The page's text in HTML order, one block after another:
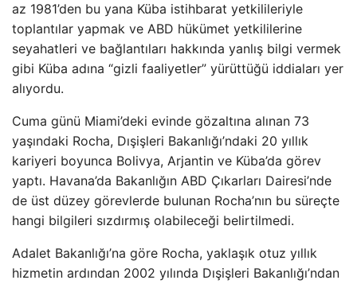
az 1981’den bu yana Küba istihbarat yetkilileriyle
toplantılar yapmak ve ABD hükümet yetkililerine
seyahatleri ve bağlantıları hakkında yanlış bilgi vermek
gibi Küba adına “gizli faaliyetler” yürüttüğü iddiaları yer
alıyordu.
Cuma günü Miami’deki evinde gözaltına alınan 73
yaşındaki Rocha, Dışişleri Bakanlığı’ndaki 20 yıllık
kariyeri boyunca Bolivya, Arjantin ve Küba’da görev
yaptı. Havana’da Bakanlığın ABD Çıkarları Dairesi’nde
de üst düzey görevlerde bulunan Rocha’nın bu süreçte
hangi bilgileri sızdırmış olabileceği belirtilmedi.
Adalet Bakanlığı’na göre Rocha, yaklaşık otuz yıllık
hizmetin ardından 2002 yılında Dışişleri Bakanlığı’ndan